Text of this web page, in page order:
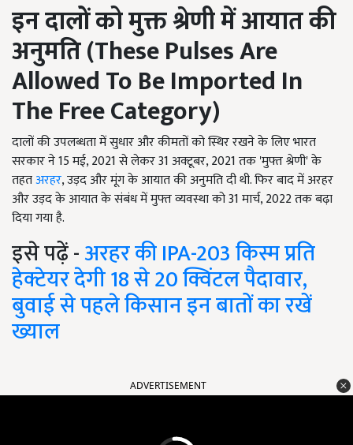
इन दालों को मुक्त श्रेणी में आयात की
अनुमति (These Pulses Are
Allowed To Be Imported In
The Free Category)
दालों की उपलब्धता में सुधार और कीमतों को स्थिर रखने के लिए भारत
सरकार ने 15 मई, 2021 से लेकर 31 अक्टूबर, 2021 तक 'मुफ्त श्रेणी' के
तहतअरहर, उड़द और मूंग के आयात की अनुमति दी थी. फिर बाद में अरहर
और उड़द के आयात के संबंध में मुफ्त व्यवस्था को 31 मार्च, 2022 तक बढ़ा
दिया गया है.
इसे पढ़ें -अरहर की IPA-203 किस्म प्रति
हेक्टेयर देगी 18 से 20 क्विंटल पैदावार,
बुवाई से पहले किसान इन बातों का रखें
ख्याल
ADVERTISEMENT